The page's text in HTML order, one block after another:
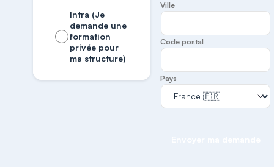
Intra (Je
demande une
formation
privée pour
ma structure)
Ville
Code postal
Pays